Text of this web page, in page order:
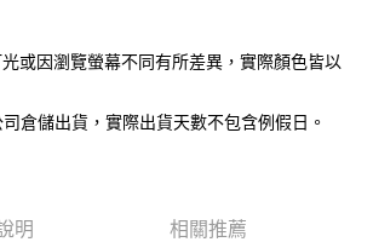
碼，簡訊認證，即可結帳。
或因瀏覽螢幕不同有所差異，實際顏色皆以
倉儲出貨，實際出貨天數不包含例假日。
明 相關推薦